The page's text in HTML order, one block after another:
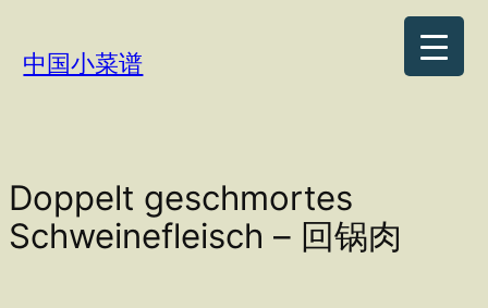
Inhalt
springen
中国小菜谱
Doppelt geschmortes
Schweinefleisch – 回锅肉